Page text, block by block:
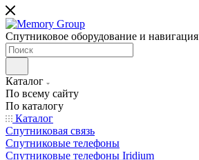
Спутниковое оборудование и навигация
Каталог
По всему сайту
По каталогу
Каталог
Спутниковая связь
Спутниковые телефоны
Спутниковые телефоны Iridium